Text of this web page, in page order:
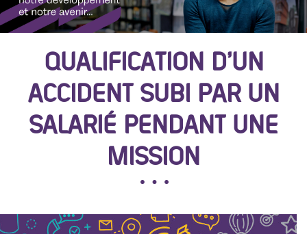
QUALIFICATION D’UN
ACCIDENT SUBI PAR UN
SALARIÉ PENDANT UNE
MISSION